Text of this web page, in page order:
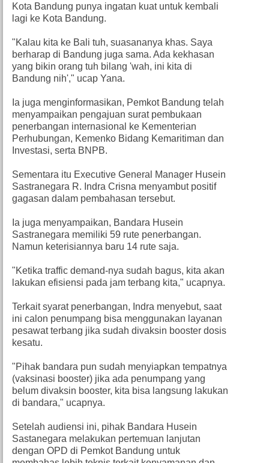
Kota Bandung punya ingatan kuat untuk kembali
lagi ke Kota Bandung.
"Kalau kita ke Bali tuh, suasananya khas. Saya
berharap di Bandung juga sama. Ada kekhasan
yang bikin orang tuh bilang 'wah, ini kita di
Bandung nih'," ucap Yana.
Ia juga menginformasikan, Pemkot Bandung telah
menyampaikan pengajuan surat pembukaan
penerbangan internasional ke Kementerian
Perhubungan, Kemenko Bidang Kemaritiman dan
Investasi, serta BNPB.
Sementara itu Executive General Manager Husein
Sastranegara R. Indra Crisna menyambut positif
gagasan dalam pembahasan tersebut.
Ia juga menyampaikan, Bandara Husein
Sastranegara memiliki 59 rute penerbangan.
Namun keterisiannya baru 14 rute saja.
"Ketika traffic demand-nya sudah bagus, kita akan
lakukan efisiensi pada jam terbang kita," ucapnya.
Terkait syarat penerbangan, Indra menyebut, saat
ini calon penumpang bisa menggunakan layanan
pesawat terbang jika sudah divaksin booster dosis
kesatu.
"Pihak bandara pun sudah menyiapkan tempatnya
(vaksinasi booster) jika ada penumpang yang
belum divaksin booster, kita bisa langsung lakukan
di bandara," ucapnya.
Setelah audiensi ini, pihak Bandara Husein
Sastanegara melakukan pertemuan lanjutan
dengan OPD di Pemkot Bandung untuk